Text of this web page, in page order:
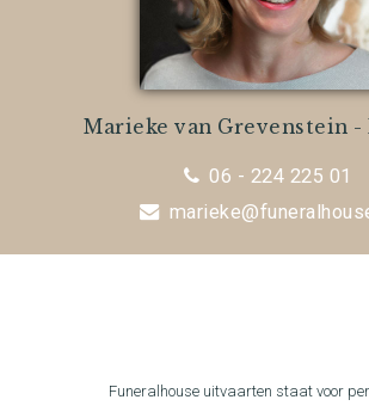
Marieke van Grevenstein
06 - 224 225 01
Funeralhouse uitvaarten staat voor